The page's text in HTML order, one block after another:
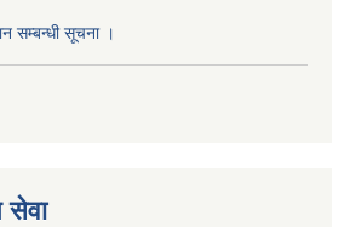
सम्बन्धी सूचना ।
सेवा